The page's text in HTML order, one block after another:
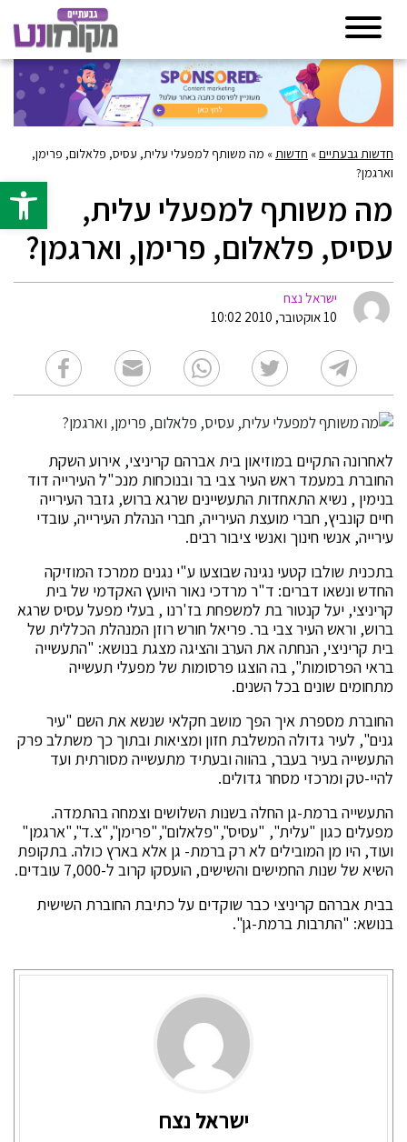
פתח
חדשות גבעתיים» חדשות » מה משותף למפעלי עלית, עסיס, פלאלום, פרימן,
וארגמן?
מה משותף למפעלי עלית,
עסיס, פלאלום, פרימן, וארגמן?
ישראל נצח
10 אוקטובר, 2010 10:02
לאחרונה התקיים במוזיאון בית אברהם קריניצי, אירוע השקת
החוברת במעמד ראש העיר צבי בר ובנוכחות מנכ"ל העירייה דוד
בנימין , נשיא התאחדות התעשיינים שרגא ברוש, גזבר העירייה
חיים קונביץ, חברי מועצת העירייה, חברי הנהלת העירייה, עובדי
עירייה, אנשי חינוך ואנשי ציבור רבים.
בתכנית שולבו קטעי נגינה שבוצעו ע"י נגנים ממרכז המוזיקה
החדש ונשאו דברים: ד"ר מרדכי נאור היועץ האקדמי של בית
קריניצי, יעל קנטור בת למשפחת בז'רנו , בעלי מפעל עסיס שרגא
ברוש, וראש העיר צבי בר. פריאל חורש רוזן המנהלת הכללית של
בית קריניצי, הנחתה את הערב והציגה מצגת בנושא: "התעשייה
בראי הפרסומות", בה הוצגו פרסומות של מפעלי תעשייה
מתחומים שונים בכל השנים.
החוברת מספרת איך הפך מושב חקלאי שנשא את השם "עיר
גנים", לעיר גדולה המשלבת חזון ומציאות ובתוך כך משתלב פרק
התעשייה בעיר בעבר, בהווה ובעתיד מתעשייה מסורתית ועד
להיי-טק ומרכזי מסחר גדולים.
התעשייה ברמת-גן החלה בשנות השלושים וצמחה בהתמדה.
מפעלים כגון "עלית", "עסיס","פלאלום","פרימן","צ.ד","ארגמן"
ועוד, היו מן המובילים לא רק ברמת- גן אלא בארץ כולה. בתקופת
השיא של שנות החמישים והשישים, הועסקו קרוב ל-7,000 עובדים.
בבית אברהם קריניצי כבר שוקדים על כתיבת החוברת השישית
בנושא: "התרבות ברמת-גן".
ישראל נצח